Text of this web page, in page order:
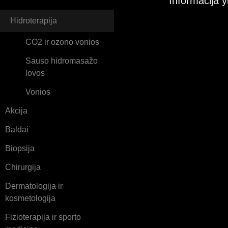
Hidroterapija
CO2 ir ozono vonios
Sauso hidromasažo
lovos
Vonios
Akcija
Baldai
Biopsija
Chirurgija
Dermatologija ir
kosmetologija
Fizioterapija ir sporto